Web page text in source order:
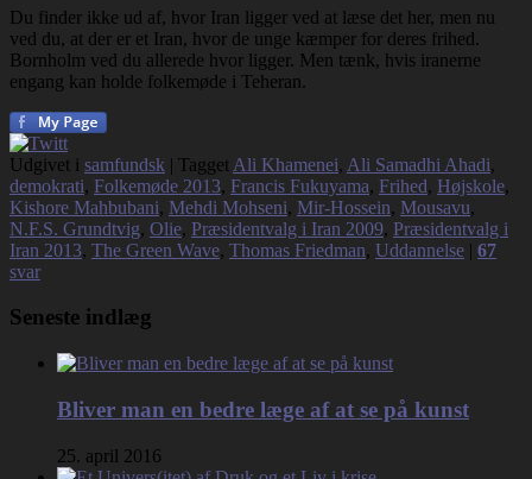
Du finder ikke ud af, hvor Iran ligger ved at læse det her, men nu
ved du, at der er et Iran, hvor de unge kæmper for deres frihed.
Bornholm ved du allerede hvor ligger. Men tænk, hvis iranerne
engang kan holde folkemøde i Teheran.
Udgivet i samfundsk | Tagget Ali Khamenei, Ali Samadhi Ahadi,
demokrati, Folkemøde 2013, Francis Fukuyama, Frihed, Højskole,
Kishore Mahbubani, Mehdi Mohseni, Mir-Hossein, Mousavu,
N.F.S. Grundtvig, Olie, Præsidentvalg i Iran 2009, Præsidentvalg i
Iran 2013, The Green Wave, Thomas Friedman, Uddannelse | 67
svar
Seneste indlæg
Bliver man en bedre læge af at se på kunst
25. april 2016